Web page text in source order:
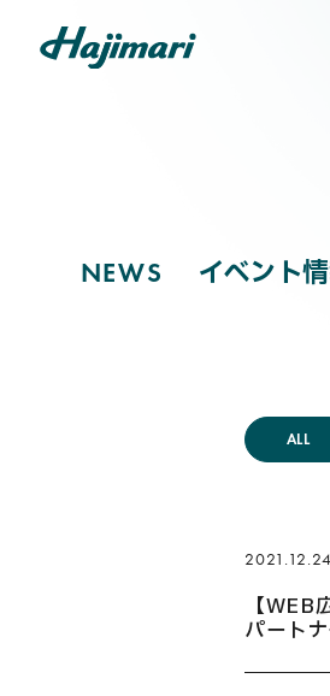
NEWS イベント
ALL
2021.12.24
【
パート